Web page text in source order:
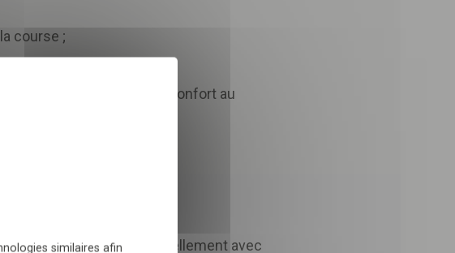
course ;
le bruit et apporter du confort au
:
des eaux de ruissellement avec
exploitées dans le cadre de la
similaires afin
Masquer le bandeau